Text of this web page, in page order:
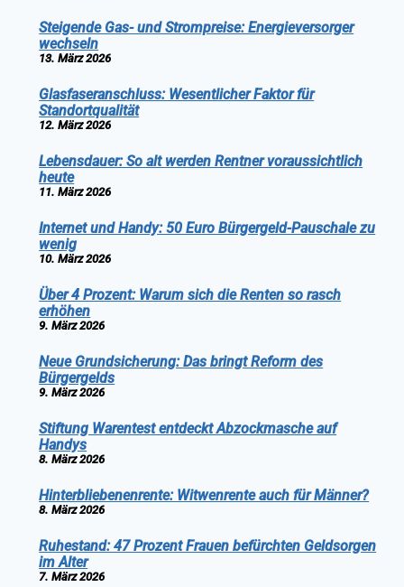
Steigende Gas- und Strompreise: Energieversorger
wechseln
13. März 2026
Glasfaseranschluss: Wesentlicher Faktor für
Standortqualität
12. März 2026
Lebensdauer: So alt werden Rentner voraussichtlich
heute
11. März 2026
Internet und Handy: 50 Euro Bürgergeld-Pauschale zu
wenig
10. März 2026
Über 4 Prozent: Warum sich die Renten so rasch
erhöhen
9. März 2026
Neue Grundsicherung: Das bringt Reform des
Bürgergelds
9. März 2026
Stiftung Warentest entdeckt Abzockmasche auf
Handys
8. März 2026
Hinterbliebenenrente: Witwenrente auch für Männer?
8. März 2026
Ruhestand: 47 Prozent Frauen befürchten Geldsorgen
im Alter
7. März 2026